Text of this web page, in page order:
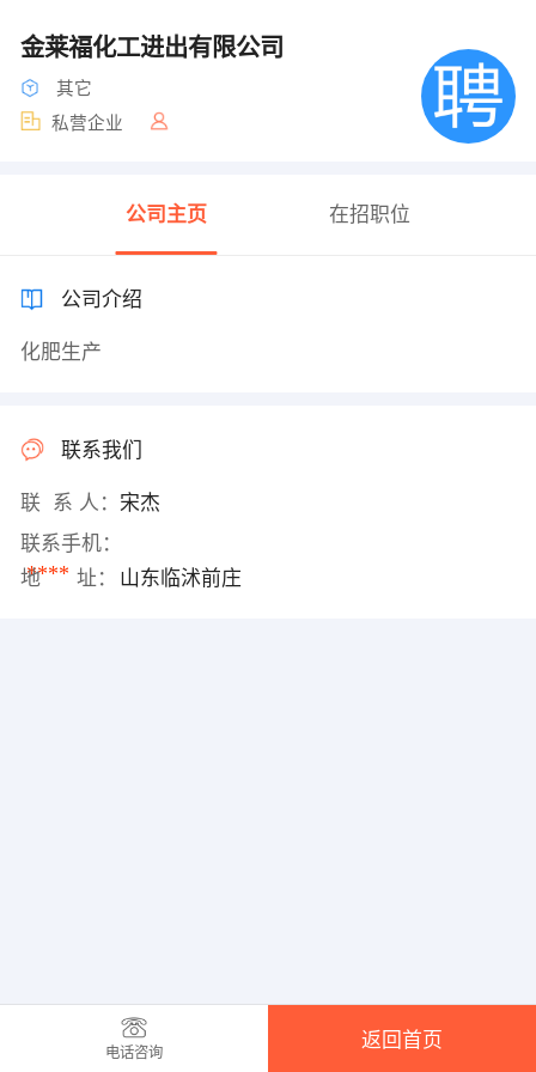
金莱福化工进出有限公司
其它
私营企业
公司主页 在招职位
公司介绍
化肥生产
联系我们
联 系 人： 宋杰
联系手机：
****
地 址： 山东临沭前庄
电话咨询
返回首页